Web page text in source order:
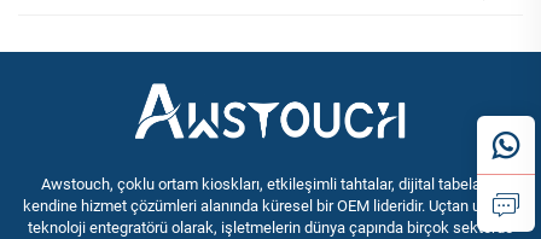
Awstouch, çoklu ortam kioskları, etkileşimli tahtalar, dijital tabela ve
kendine hizmet çözümleri alanında küresel bir OEM lideridir. Uçtan uca bir
teknoloji entegratörü olarak, işletmelerin dünya çapında birçok sektörde